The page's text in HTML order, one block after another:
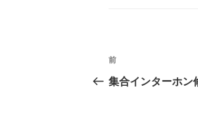
稿
ナ
前
の
前
集合インターホン